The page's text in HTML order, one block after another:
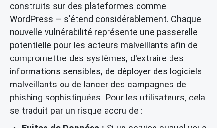
construits sur des plateformes comme
WordPress – s'étend considérablement. Chaque
nouvelle vulnérabilité représente une passerelle
potentielle pour les acteurs malveillants afin de
compromettre des systèmes, d'extraire des
informations sensibles, de déployer des logiciels
malveillants ou de lancer des campagnes de
phishing sophistiquées. Pour les utilisateurs, cela
se traduit par un risque accru de :